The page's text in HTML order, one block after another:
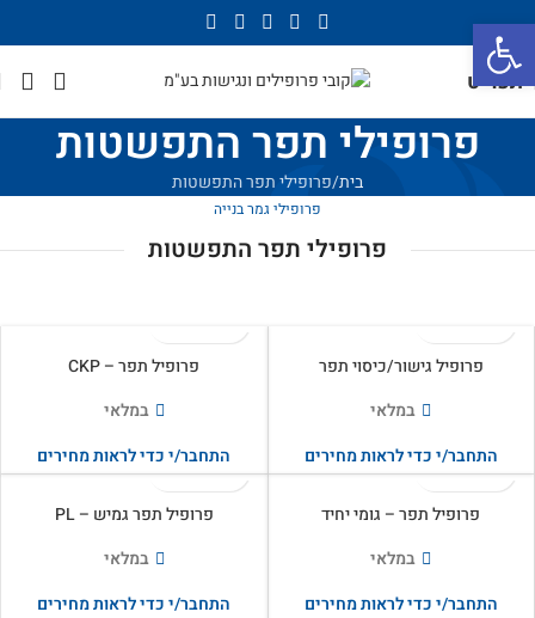
תפריט
פרופילי תפר התפשטות
בית פרופילי תפר התפשטות
פרופילי גמר בנייה
פרופילי תפר התפשטות
פרופיל גישור/כיסוי תפר
במלאי
התחבר/י כדי לראות מחירים
פרופיל תפר – CKP
במלאי
התחבר/י כדי לראות מחירים
פרופיל תפר – גומי יחיד
במלאי
התחבר/י כדי לראות מחירים
פרופיל תפר גמיש – PL
במלאי
התחבר/י כדי לראות מחירים
פתח סרגל נגישות